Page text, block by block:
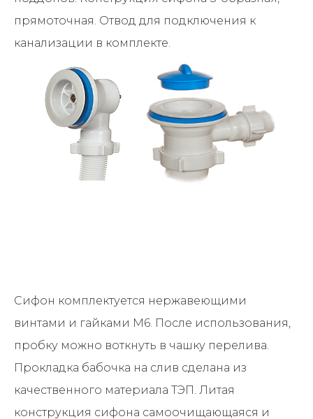
прямоточная. Отвод для подключения к
канализации в комплекте.
Сифон комплектуется нержавеющими
винтами и гайками М6. После использования,
пробку можно воткнуть в чашку перелива.
Прокладка бабочка на слив сделана из
качественного материала ТЭП. Литая
конструкция сифона самоочищающаяся и